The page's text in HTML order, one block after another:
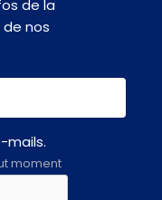
de la
nos
mails.
moment